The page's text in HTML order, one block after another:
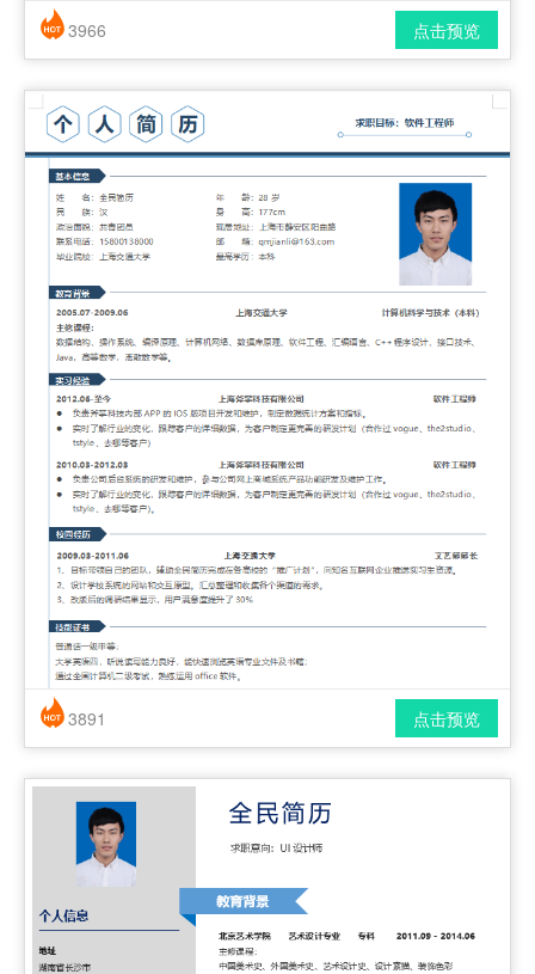
简历风格： 时尚 / 简洁 / 应届生
点击预览
3966
简历风格： 简洁 / 时尚 / 应届生
点击预览
3891